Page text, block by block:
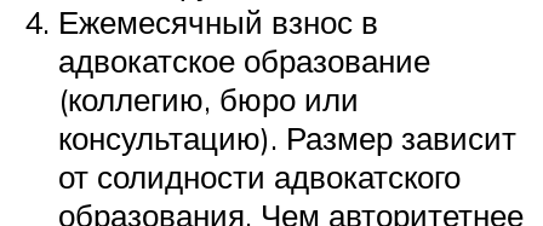
Ежемесячный взнос в
адвокатское образование
(коллегию, бюро или
консультацию). Размер зависит
от солидности адвокатского
образования. Чем авторитетнее